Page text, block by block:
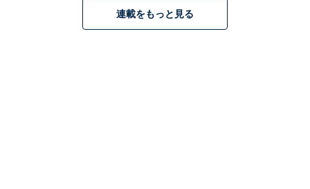
1990年生まれ。30代突入と同時期に未経験でライター業
を開始。日常系アニメと車好き。女性声優さんにも関心
連載をもっと見る